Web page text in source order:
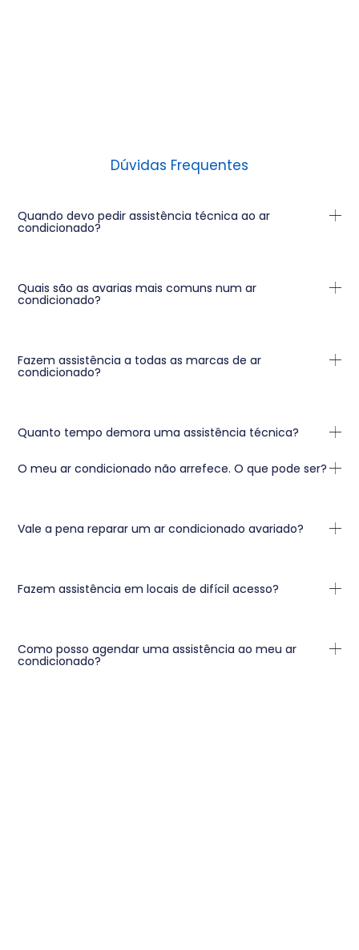
Dúvidas Frequentes
Quando devo pedir assistência técnica ao ar
condicionado?
Quais são as avarias mais comuns num ar
condicionado?
Fazem assistência a todas as marcas de ar
condicionado?
Quanto tempo demora uma assistência técnica?
O meu ar condicionado não arrefece. O que pode ser?
Vale a pena reparar um ar condicionado avariado?
Fazem assistência em locais de difícil acesso?
Como posso agendar uma assistência ao meu ar
condicionado?